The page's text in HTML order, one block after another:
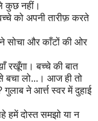
कुछ नहीं।
को अपनी तारीफ़ करते
सोचा और काँटों की ओर
रखूँगा। बच्चे की बात
बचा लो...। आज ही तो
गुलाब ने आर्त्त स्वर में दुहाई
हमें दोस्त समझो या न